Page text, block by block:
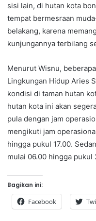
sisi lain, di hutan kota
tempat bermesraan
belakang, karena
kunjungannya terbilang
Menurut Wisnu,
Lingkungan Hidup Aries
kondisi di taman hutan
hutan kota ini akan
pula dengan jam
mengikuti jam
hingga pukul 17.00.
mulai 06.00 hingga pukul
Bagikan ini:
Facebook